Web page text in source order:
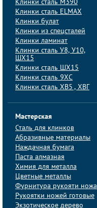
Клинки сталь M390
Клинки сталь ELMAX
Клинки булат
Клинки из спецсталей
Клинки ламинат
Клинки сталь У8, У10,
ШХ15
Клинки сталь ШХ15
Клинки сталь 9ХС
Клинки сталь ХВ5 , ХВГ
Мастерская
Сталь для клинков
Абразивные материалы
Наждачная бумага
Паста алмазная
Химия для металла
Цветные металлы
Фурнитура рукояти ножа
Рукоятки ножей готовые
Экзотическое дерево